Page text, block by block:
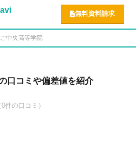
無料資料請求
中央高等学院
口コミや偏差値を紹介
0件の口コミ）